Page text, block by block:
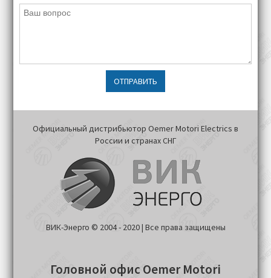
ОТПРАВИТЬ
Официальный дистрибьютор Oemer Motori Electrics в
России и странах СНГ
ВИК-Энерго © 2004 - 2020 | Все права защищены
Головной офис Oemer Motori